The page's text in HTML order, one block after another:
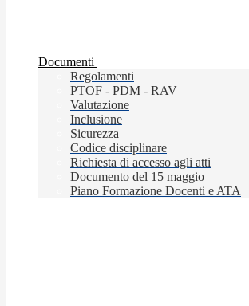
Documenti
Regolamenti
PTOF - PDM - RAV
Valutazione
Inclusione
Sicurezza
Codice disciplinare
Richiesta di accesso agli atti
Documento del 15 maggio
Piano Formazione Docenti e ATA